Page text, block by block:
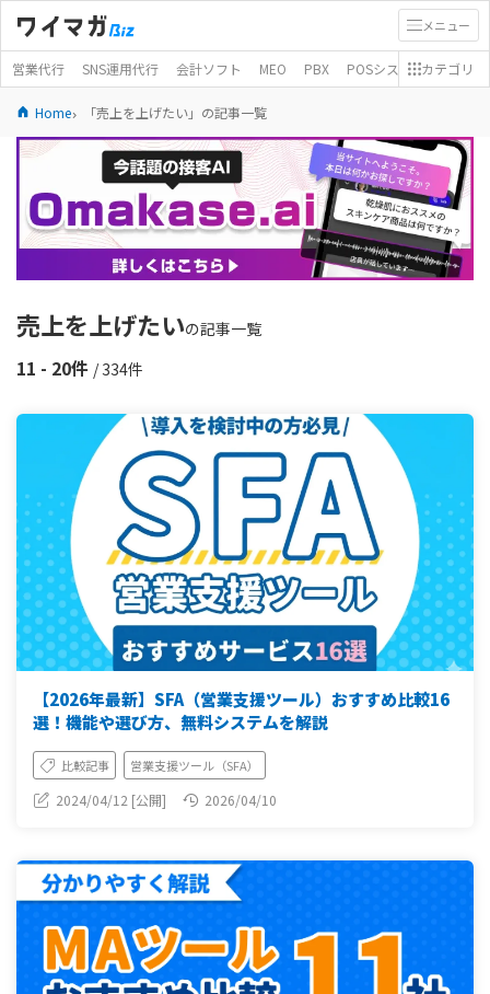
メニュー
営業代行 SNS運用代行 会計ソフト MEO PBX POSシステム モバイ
カテゴリ
Home 「売上を上げたい」の記事一覧
売上を上げたいの記事一覧
11 - 20件 / 334件
【2026年最新】SFA（営業支援ツール）おすすめ比較16
選！機能や選び方、無料システムを解説
比較記事 営業支援ツール（SFA）
2024/04/12 [公開] 2026/04/10